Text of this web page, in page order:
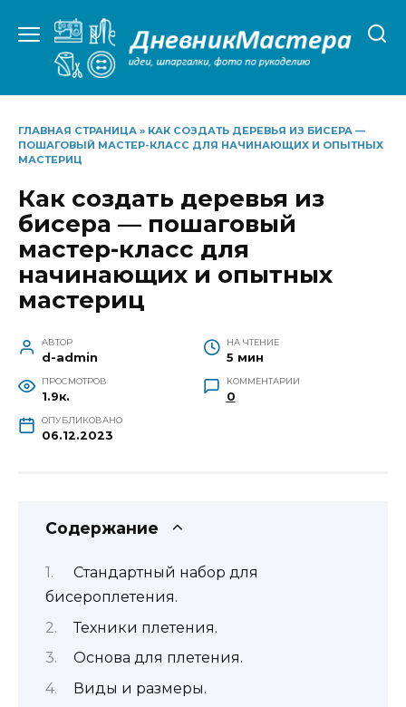
содержанию
ГЛАВНАЯ СТРАНИЦА » КАК СОЗДАТЬ ДЕРЕВЬЯ ИЗ БИСЕРА —
ПОШАГОВЫЙ МАСТЕР-КЛАСС ДЛЯ НАЧИНАЮЩИХ И ОПЫТНЫХ
МАСТЕРИЦ
Как создать деревья из
бисера — пошаговый
мастер-класс для
начинающих и опытных
мастериц
АВТОР
d-admin
НА ЧТЕНИЕ
5 мин
ПРОСМОТРОВ
1.9к.
КОММЕНТАРИИ
0
ОПУБЛИКОВАНО
06.12.2023
Содержание
Стандартный набор для
бисероплетения.
Техники плетения.
Основа для плетения.
Виды и размеры.